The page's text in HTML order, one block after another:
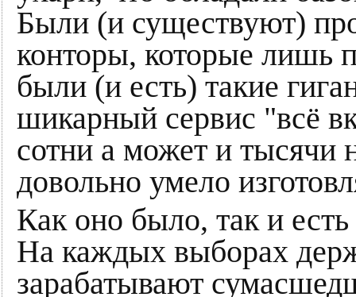
Были (и существуют)
конторы, которые лишь
были (и есть) такие
шикарный сервис "всё
сотни а может и тысячи
довольно умело
Как оно было, так и
На каждых выборах
зарабатывают